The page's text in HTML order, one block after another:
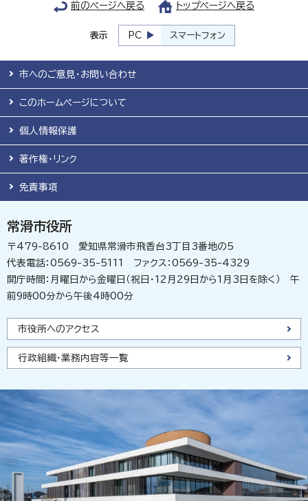
前のページへ戻る トップページへ戻る
表示 PC スマートフォン
市へのご意見・お問い合わせ
このホームページについて
個人情報保護
著作権・リンク
免責事項
常滑市役所
〒479-8610 愛知県常滑市飛香台3丁目3番地の5
代表電話：0569-35-5111 ファクス：0569-35-4329
開庁時間：月曜日から金曜日（祝日・12月29日から1月3日を除く） 午
前9時00分から午後4時00分
市役所へのアクセス
行政組織・業務内容等一覧